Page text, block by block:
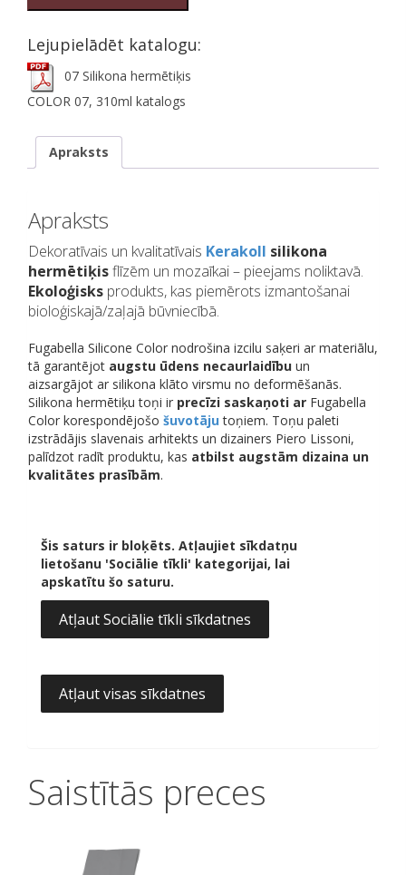
310ml
quantity
Lejupielādēt katalogu:
07 Silikona hermētiķis
COLOR 07, 310ml katalogs
Apraksts
Apraksts
Dekoratīvais un kvalitatīvais Kerakoll silikona
hermētiķisflīzēm un mozaīkai – pieejams noliktavā.
Ekoloģisks produkts, kas piemērots izmantošanai
bioloģiskajā/zaļajā būvniecībā.
Fugabella Silicone Color nodrošina izcilu saķeri ar materiālu,
tā garantējot augstu ūdens necaurlaidību un
aizsargājot ar silikona klāto virsmu no deformēšanās.
Silikona hermētiķu toņi ir precīzi saskaņoti ar Fugabella
Color korespondējošo šuvotājutoņiem. Toņu paleti
izstrādājis slavenais arhitekts un dizainers Piero Lissoni,
palīdzot radīt produktu, kas atbilst augstām dizaina un
kvalitātes prasībām.
Šis saturs ir bloķēts. Atļaujiet sīkdatņu
lietošanu 'Sociālie tīkli' kategorijai, lai
apskatītu šo saturu.
Atļaut Sociālie tīkli sīkdatnes
Atļaut visas sīkdatnes
Saistītās preces